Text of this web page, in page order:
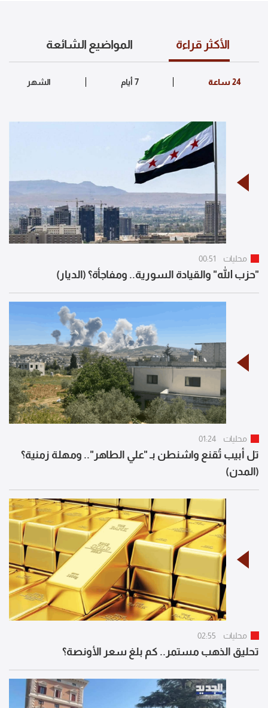
الأكثر قراءة المواضيع الشائعة
محليات 00:51
"حزب الله" والقيادة السورية.. ومفاجأة؟ (الديار)
محليات 01:24
تل أبيب تُقنع واشنطن بـ "علي الطاهر".. ومهلة زمنية؟
(المدن)
محليات 02:55
تحليق الذهب مستمر.. كم بلغ سعر الأونصة؟